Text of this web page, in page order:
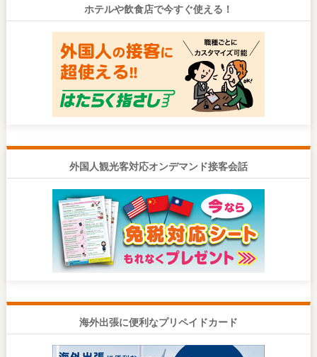
ホテルや飲食店で今すぐ使える！
外国人観光客対応オンデマンド接客会話
海外出張に便利なプリペイドカード